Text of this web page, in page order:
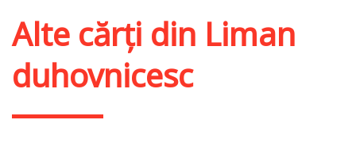
Alte cărți din Liman
duhovnicesc